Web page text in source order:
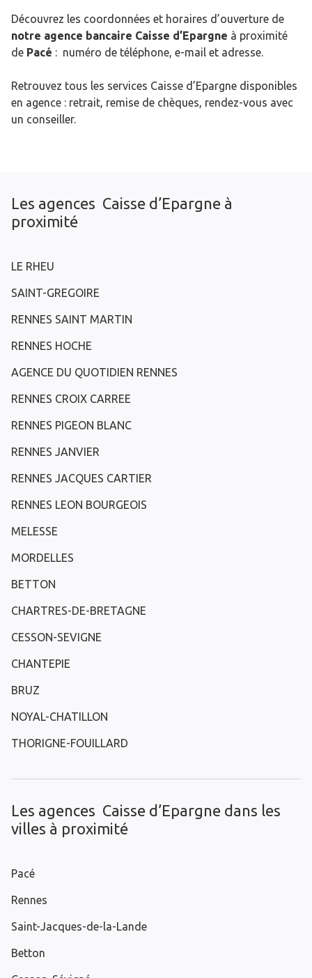
Découvrez les coordonnées et horaires d’ouverture de
notre agence bancaire Caisse d’Epargne à proximité
de Pacé : numéro de téléphone, e-mail et adresse.
Retrouvez tous les services Caisse d’Epargne disponibles
en agence : retrait, remise de chèques, rendez-vous avec
un conseiller.
Les agences Caisse d’Epargne à
proximité
LE RHEU
SAINT-GREGOIRE
RENNES SAINT MARTIN
RENNES HOCHE
AGENCE DU QUOTIDIEN RENNES
RENNES CROIX CARREE
RENNES PIGEON BLANC
RENNES JANVIER
RENNES JACQUES CARTIER
RENNES LEON BOURGEOIS
MELESSE
MORDELLES
BETTON
CHARTRES-DE-BRETAGNE
CESSON-SEVIGNE
CHANTEPIE
BRUZ
NOYAL-CHATILLON
THORIGNE-FOUILLARD
Les agences Caisse d’Epargne dans les
villes à proximité
Pacé
Rennes
Saint-Jacques-de-la-Lande
Betton